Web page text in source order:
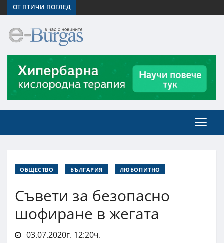
ОТ ПТИЧИ ПОГЛЕД
ОБЩЕСТВО БЪЛГАРИЯ ЛЮБОПИТНО
Съвети за безопасно
шофиране в жегата
03.07.2020г. 12:20ч.